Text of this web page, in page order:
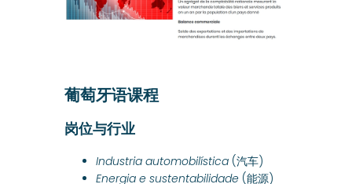
葡萄牙语课程
岗位与行业
Industria automobilística (汽车)
Energia e sustentabilidade (能源)